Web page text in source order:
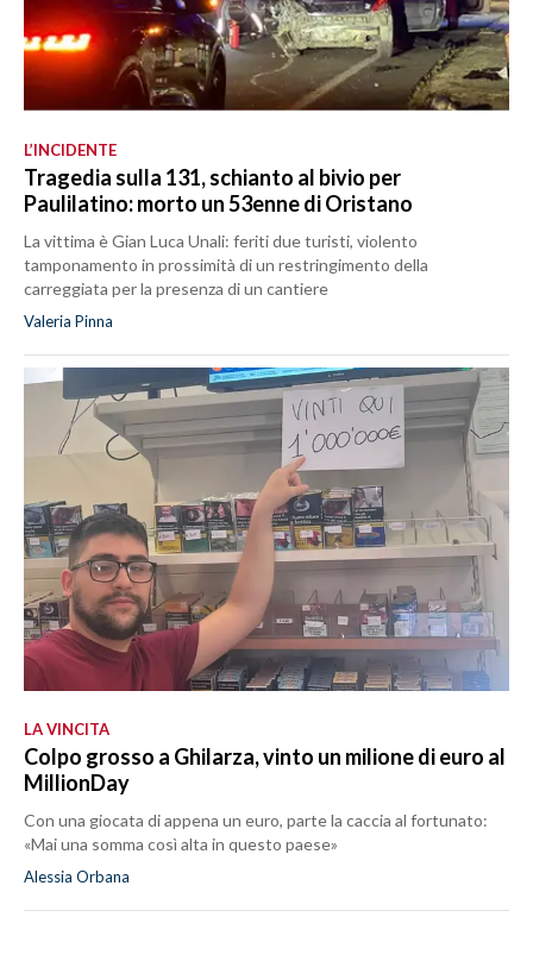
L’INCIDENTE
Tragedia sulla 131, schianto al bivio per
Paulilatino: morto un 53enne di Oristano
La vittima è Gian Luca Unali: feriti due turisti, violento
tamponamento in prossimità di un restringimento della
carreggiata per la presenza di un cantiere
Valeria Pinna
LA VINCITA
Colpo grosso a Ghilarza, vinto un milione di euro al
MillionDay
Con una giocata di appena un euro, parte la caccia al fortunato:
«Mai una somma così alta in questo paese»
Alessia Orbana